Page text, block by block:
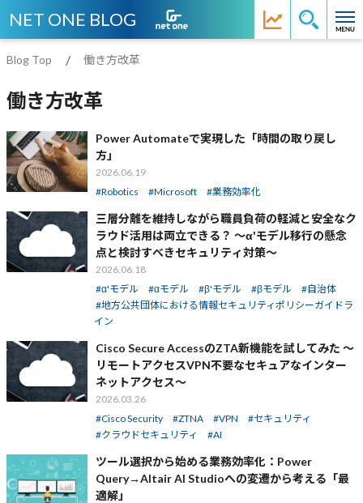
NET ONE BLOG
Blog Top 働き方改革
働き方改革
Power Automateで実現した「時間の取り戻し
方」
2026.06.19
Robotics
Microsoft 業務効率化
三層分離を維持しながら職員負荷の軽減と安全なク
ラウド活用は両立できる？ ～α'モデル移行の懸念
点と検討すべきセキュリティ対策～
2026.06.18
α'モデル
αモデル β'モデル βモデル
自治体
地方公共団体における情報セキュリティポリシーガイドラ
イン
Cisco Secure AccessのZTA新機能を試してみた ～
リモートアクセスVPN不要なセキュアなインター
ネットアクセス～
2026.03.26
Cisco Security
ZTNA VPN
セキュリティ
クラウドセキュリティ
AI
ツール選択から始める業務効率化：Power
Query→Altair AI Studioへの変遷から考える「最
適解」